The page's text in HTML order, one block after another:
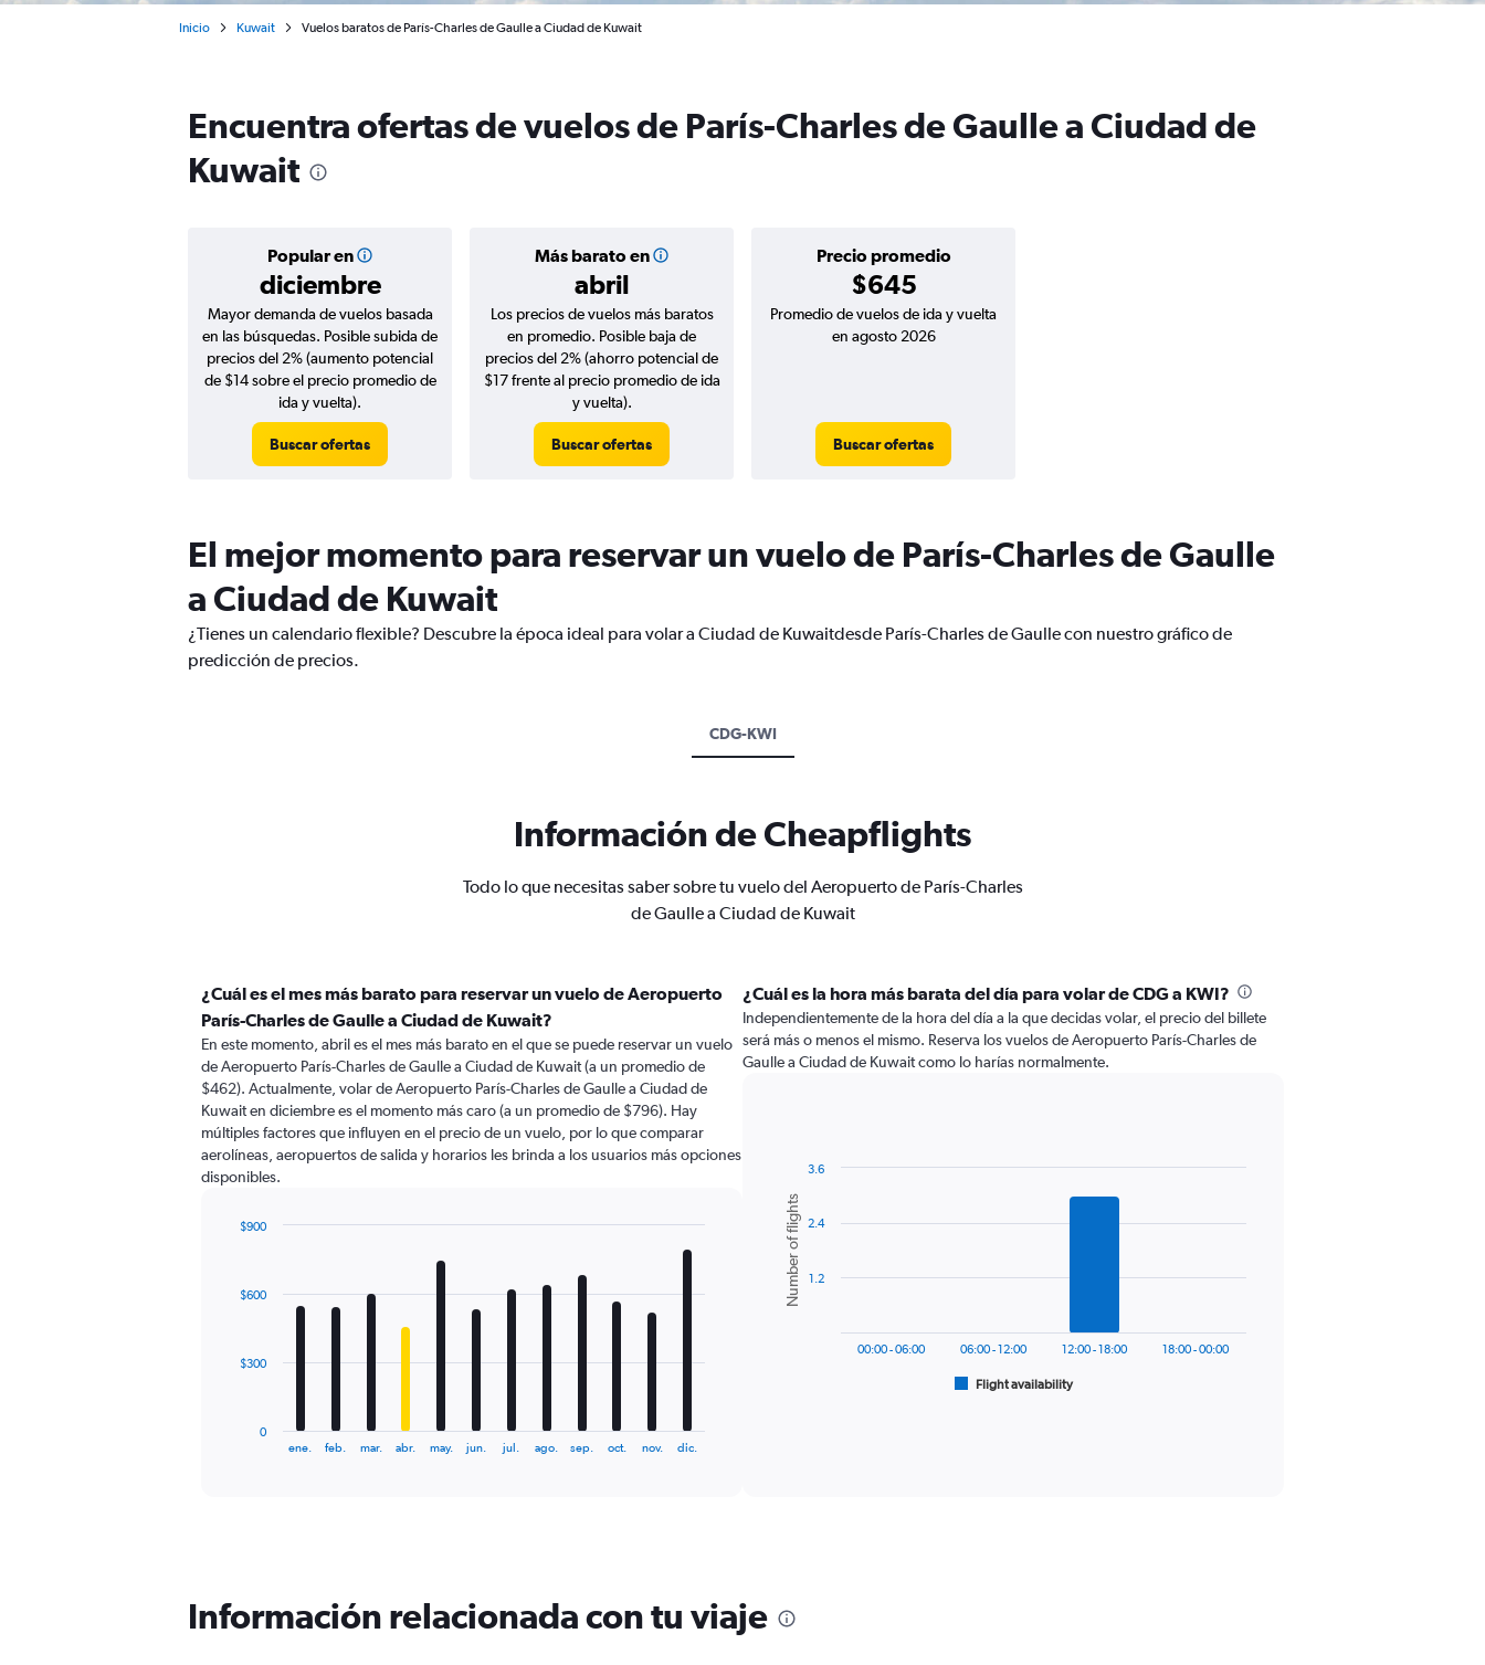
Inicio Kuwait Vuelos baratos de París-Charles de Gaulle a Ciudad de Kuwait
Encuentra ofertas de vuelos de París-Charles de Gaulle a Ciudad de
Kuwait
Popular en
diciembre
Más barato en
abril
Precio promedio
$645
Mayor demanda de vuelos basada
en las búsquedas. Posible subida de
precios del 2% (aumento potencial
de $14 sobre el precio promedio de
ida y vuelta).
Buscar ofertas
Los precios de vuelos más baratos
en promedio. Posible baja de
precios del 2% (ahorro potencial de
$17 frente al precio promedio de ida
y vuelta).
Buscar ofertas
Promedio de vuelos de ida y vuelta
en agosto 2026
Buscar ofertas
El mejor momento para reservar un vuelo de París-Charles de Gaulle
a Ciudad de Kuwait
¿Tienes un calendario flexible? Descubre la época ideal para volar a Ciudad de Kuwaitdesde París-Charles de Gaulle con nuestro gráfico de
predicción de precios.
CDG-KWI
Información de Cheapflights
Todo lo que necesitas saber sobre tu vuelo del Aeropuerto de París-Charles
de Gaulle a Ciudad de Kuwait
¿Cuál es el mes más barato para reservar un vuelo de Aeropuerto
París-Charles de Gaulle a Ciudad de Kuwait?
En este momento, abril es el mes más barato en el que se puede reservar un vuelo
de Aeropuerto París-Charles de Gaulle a Ciudad de Kuwait (a un promedio de
$462). Actualmente, volar de Aeropuerto París-Charles de Gaulle a Ciudad de
Kuwait en diciembre es el momento más caro (a un promedio de $796). Hay
múltiples factores que influyen en el precio de un vuelo, por lo que comparar
aerolíneas, aeropuertos de salida y horarios les brinda a los usuarios más opciones
disponibles.
12
The
chart
has
ene. feb. mar. abr. may. jun. jul. ago. sep. oct. nov. dic.
0
$300
$600
$900
¿Cuál es la hora más barata del día para volar de CDG a KWI?
Independientemente de la hora del día a la que decidas volar, el precio del billete
será más o menos el mismo. Reserva los vuelos de Aeropuerto París-Charles de
Gaulle a Ciudad de Kuwait como lo harías normalmente.
chart
with
bars.
The
Y
Chart
graphic.
Number of flights
Flight availability
00:00 - 06:00 06:00 - 12:00 12:00 - 18:00 18:00 - 00:00
1.2
2.4
3.6
Información relacionada con tu viaje